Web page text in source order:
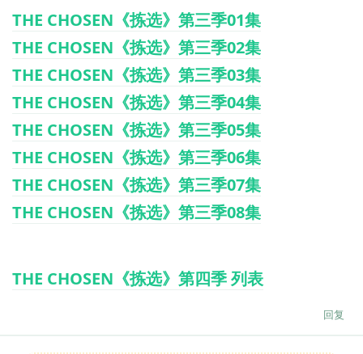
THE CHOSEN《拣选》第三季01集
THE CHOSEN《拣选》第三季02集
THE CHOSEN《拣选》第三季03集
THE CHOSEN《拣选》第三季04集
THE CHOSEN《拣选》第三季05集
THE CHOSEN《拣选》第三季06集
THE CHOSEN《拣选》第三季07集
THE CHOSEN《拣选》第三季08集
THE CHOSEN《拣选》第四季 列表
回复